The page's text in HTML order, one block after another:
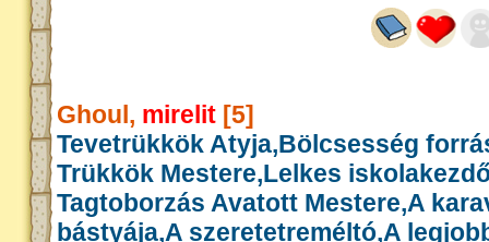
Ghoul, mirelit [5]
Tevetrükkök Atyja,Bölcsesség
Trükkök Mestere,Lelkes
Tagtoborzás Avatott Mestere,A
bástyája,A szeretetreméltó,A